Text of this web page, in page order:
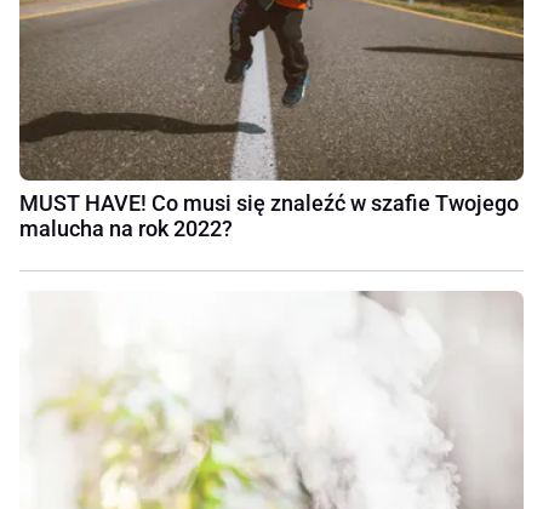
MUST HAVE! Co musi się znaleźć w szafie Twojego
malucha na rok 2022?